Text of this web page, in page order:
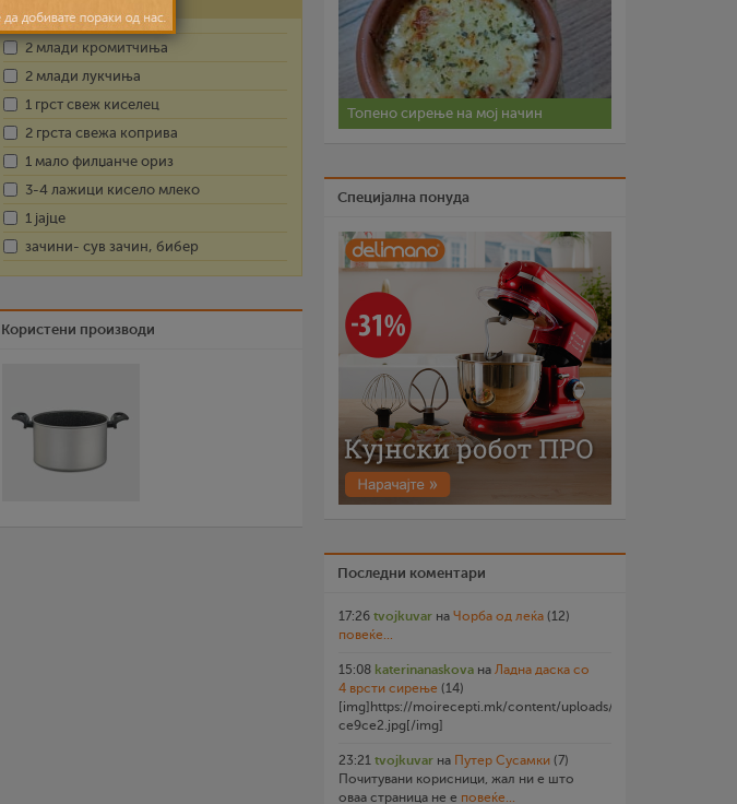
2 млади кромитчиња
2 млади лукчиња
1 грст свеж киселец
2 грста свежа коприва
1 мало филџанче ориз
3-4 лажици кисело млеко
1 јајце
зачини- сув зачин, бибер
Користени производи
Топено сирење на мој начин
Специјална понуда
Последни коментари
17:26 tvojkuvar на Чорба од леќа (12)
повеќе...
15:08 katerinanaskova на Ладна даска со
4 врсти сирење (14)
[img]https://moirecepti.mk/content/uploads/2026/07/
ce9ce2.jpg[/img]
23:21 tvojkuvar на Путер Сусамки (7)
Почитувани корисници, жал ни е што
оваа страница не е повеќе...